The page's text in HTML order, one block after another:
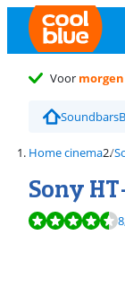
Voor
Soundbars
Home cinema
Sony
Beoordeling is
Bekijk alle